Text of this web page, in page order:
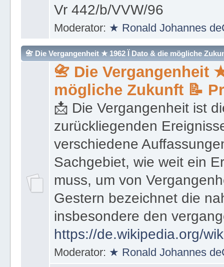
Vr 442/b/VVW/96
Moderator: ★ Ronald Johannes
📇 Die Vergangenheit ★ 1962 Ï Dato & die mögliche
📇 Die Vergangenheit
mögliche Zukunft 📝
📩 Die Vergangenheit ist
zurückliegenden
verschiedene
Sachgebiet, wie weit ein
muss, um von
Gestern bezeichnet die
insbesondere den
https://de.wikipedia.org/
Moderator: ★ Ronald Johannes